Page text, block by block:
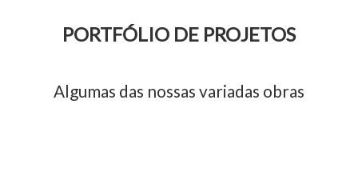
PORTFÓLIO DE PROJETOS
Algumas das nossas variadas obras